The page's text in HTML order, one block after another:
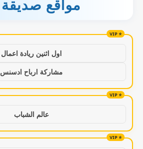
مواقع صديقة
اول اثنين ريادة اعمال
مشاركة ارباح ادسنس
عالم الشباب